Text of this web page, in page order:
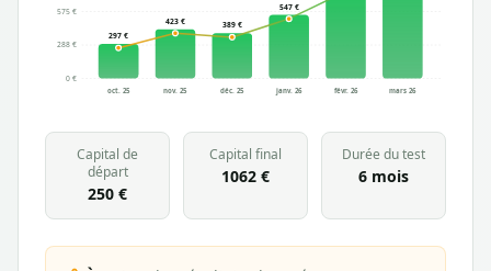
575 €
288 €
0 €
297 €
oct. 25
423€
nov. 25
389€
déc. 25
547€
janv. 26 févr. 26 mars 26
Capital de
départ
250 €
Capital final
1062 €
Durée du test
6 mois